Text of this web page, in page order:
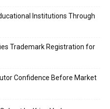
Institutions Through
Trademark Registration for
Confidence Before Market